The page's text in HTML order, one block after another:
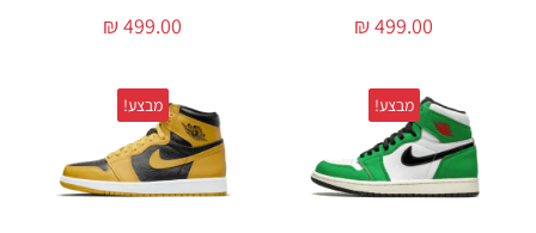
₪499.00
₪499.00
מבצע! מבצע!